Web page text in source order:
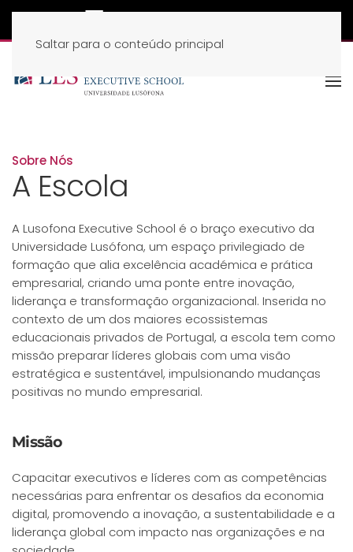
Saltar para o conteúdo principal
Sobre Nós
A Escola
A Lusofona Executive School é o braço executivo da
Universidade Lusófona, um espaço privilegiado de
formação que alia excelência académica e prática
empresarial, criando uma ponte entre inovação,
liderança e transformação organizacional. Inserida no
contexto de um dos maiores ecossistemas
educacionais privados de Portugal, a escola tem como
missão preparar líderes globais com uma visão
estratégica e sustentável, impulsionando mudanças
positivas no mundo empresarial.
Missão
Capacitar executivos e líderes com as competências
necessárias para enfrentar os desafios da economia
digital, promovendo a inovação, a sustentabilidade e a
liderança global com impacto nas organizações e na